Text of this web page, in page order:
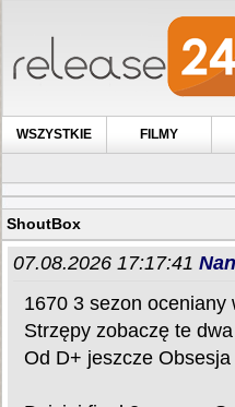
WSZYSTKIE FILMY
ShoutBox